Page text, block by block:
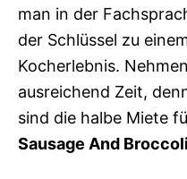
man in der
der Schlüssel zu
Kocherlebnis.
ausreichend Zeit,
sind die halbe Miete
Sausage And